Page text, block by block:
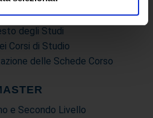
contenuti ed
dei social media e per
ha fornito loro o che hanno
Formativa
degli Studi
Corsi di Studio
delle Schede Corso
e Secondo Livello